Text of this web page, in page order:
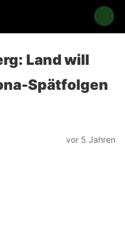
Land will
Spätfolgen
vor 5 Jahren